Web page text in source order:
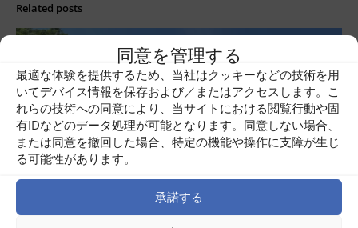
同意を管理する
最適な体験を提供するため、当社はクッキーなどの技術を用
いてデバイス情報を保存および／またはアクセスします。こ
れらの技術への同意により、当サイトにおける閲覧行動や固
有IDなどのデータ処理が可能となります。同意しない場合、
または同意を撤回した場合、特定の機能や操作に支障が生じ
る可能性があります。
承諾する
Related posts